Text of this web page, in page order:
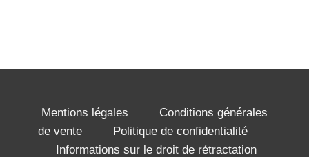
Mentions légales
Conditions générales
de vente
Politique de confidentialité
Informations sur le droit de rétractation